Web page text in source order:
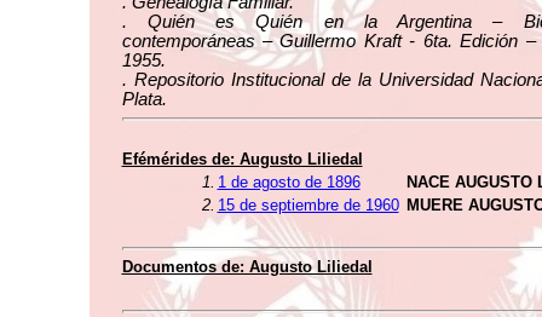
. Quién es Quién en la Argentina –
contemporáneas – Guillermo Kraft - 6ta. Edición
1955.
. Repositorio Institucional de la Universidad
Plata.
Efémérides de: Augusto Liliedal
1. 1 de agosto de 1896
NACE AUGUSTO
2. 15 de septiembre de 1960 MUERE
Documentos de: Augusto Liliedal